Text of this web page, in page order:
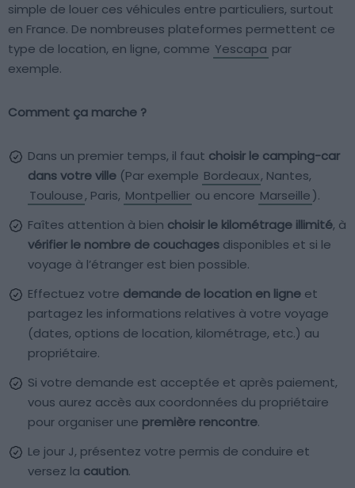
simple de louer ces véhicules entre particuliers, surtout
en France. De nombreuses plateformes permettent ce
type de location, en ligne, comme Yescapa par
exemple.
Comment ça marche ?
Dans un premier temps, il faut choisir le camping-car
dans votre ville (Par exemple Bordeaux, Nantes,
Toulouse, Paris, Montpellier ou encore Marseille).
Faîtes attention à bien choisir le kilométrage illimité, à
vérifier le nombre de couchages disponibles et si le
voyage à l’étranger est bien possible.
Effectuez votre demande de location en ligne et
partagez les informations relatives à votre voyage
(dates, options de location, kilométrage, etc.) au
propriétaire.
Si votre demande est acceptée et après paiement,
vous aurez accès aux coordonnées du propriétaire
pour organiser une première rencontre.
Le jour J, présentez votre permis de conduire et
versez la caution.